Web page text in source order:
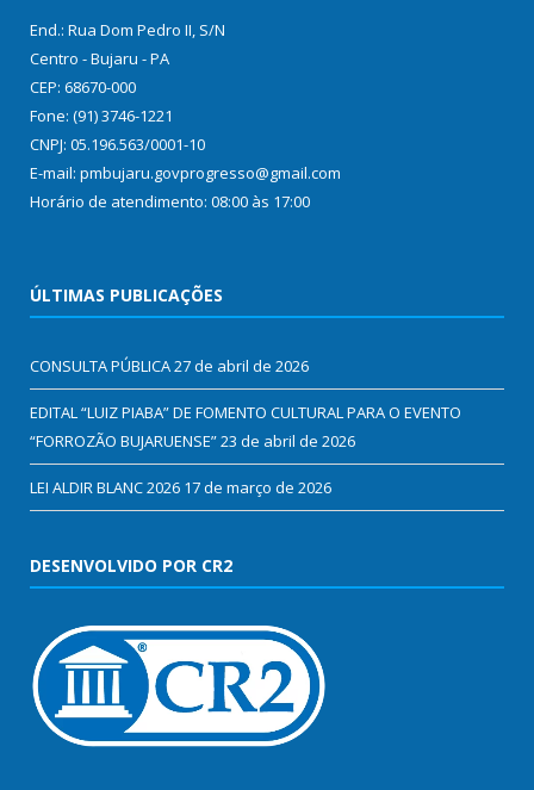
End.: Rua Dom Pedro II, S/N
Centro - Bujaru - PA
CEP: 68670-000
Fone: (91) 3746-1221
CNPJ: 05.196.563/0001-10
E-mail: pmbujaru.govprogresso@gmail.com
Horário de atendimento: 08:00 às 17:00
ÚLTIMAS PUBLICAÇÕES
CONSULTA PÚBLICA27 de abril de 2026
EDITAL “LUIZ PIABA” DE FOMENTO CULTURAL PARA O EVENTO
“FORROZÃO BUJARUENSE”23 de abril de 2026
LEI ALDIR BLANC 2026 17 de março de 2026
DESENVOLVIDO POR CR2